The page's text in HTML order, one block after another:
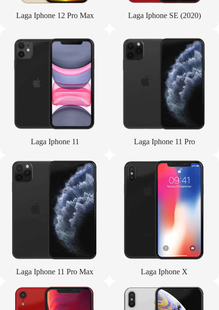
Laga Iphone 12 Pro Max Laga Iphone SE (2020)
Laga Iphone 11 Laga Iphone 11 Pro
Laga Iphone 11 Pro Max Laga Iphone X